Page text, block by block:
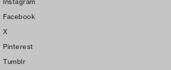
Facebook
X
Pinterest
Tumblr